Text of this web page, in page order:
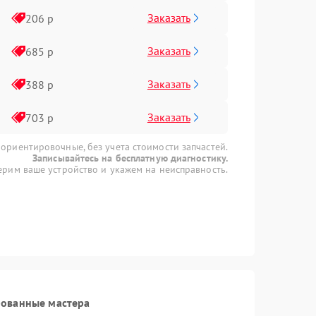
206 р Заказать
685 р Заказать
388 р Заказать
703 р Заказать
без учета стоимости запчастей.
Записывайтесь на бесплатную диагностику.
ваше устройство и укажем на неисправность.
мастера